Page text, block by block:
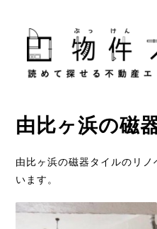
由比ヶ浜の磁
由比ヶ浜の磁器タイルのリ
います。